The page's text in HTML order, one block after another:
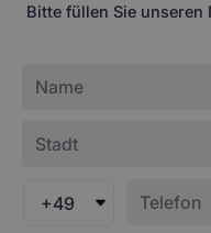
Bitte füllen Sie unseren
+49